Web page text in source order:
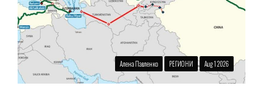
Алена Павленко РЕГИОНИ Aug 1 2026